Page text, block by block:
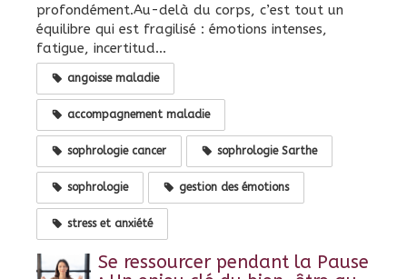
profondément.Au-delà du corps, c’est tout un
équilibre qui est fragilisé : émotions intenses,
fatigue, incertitud...
angoisse maladie
accompagnement maladie
sophrologie cancer sophrologie Sarthe
sophrologie gestion des émotions
stress et anxiété
Se ressourcer pendant la Pause